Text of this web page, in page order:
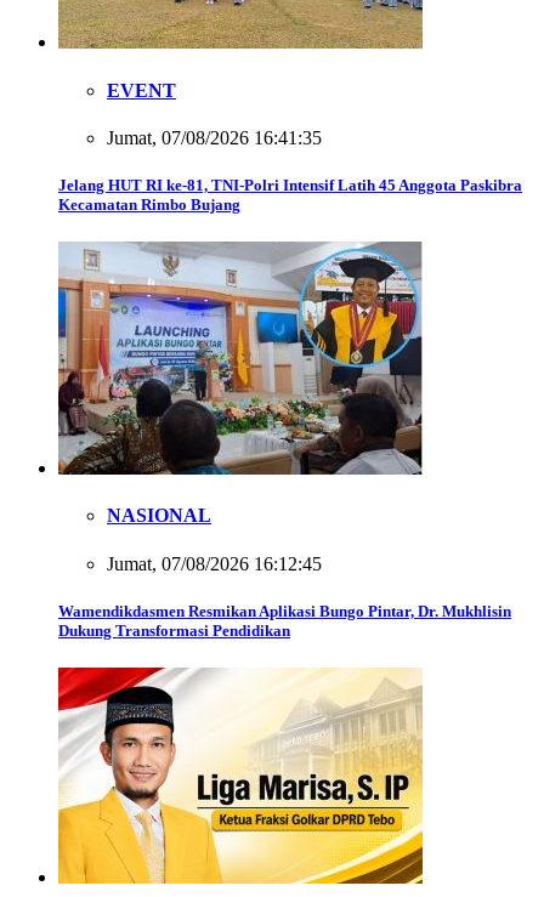
EVENT
Jumat, 07/08/2026 16:41:35
Jelang HUT RI ke-81, TNI-Polri Intensif Latih 45 Anggota Paskibra
Kecamatan Rimbo Bujang
NASIONAL
Jumat, 07/08/2026 16:12:45
Wamendikdasmen Resmikan Aplikasi Bungo Pintar, Dr. Mukhlisin
Dukung Transformasi Pendidikan